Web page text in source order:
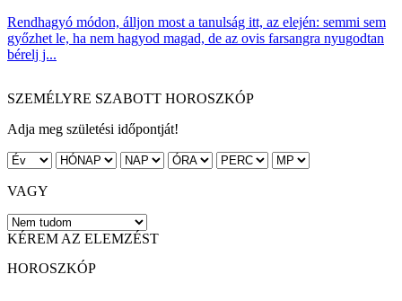
Rendhagyó módon, álljon most a tanulság itt, az elején: semmi sem
győzhet le, ha nem hagyod magad, de az ovis farsangra nyugodtan
bérelj j...
SZEMÉLYRE SZABOTT HOROSZKÓP
Adja meg születési időpontját!
VAGY
KÉREM AZ ELEMZÉST
HOROSZKÓP